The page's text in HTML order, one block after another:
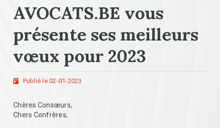
AVOCATS.BE vous
présente ses meilleurs
vœux pour 2023
Publié le 02-01-2023
Chères Consœurs,
Chers Confrères,